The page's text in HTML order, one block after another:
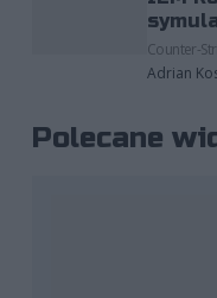
Counter-
Adrian
Polecane